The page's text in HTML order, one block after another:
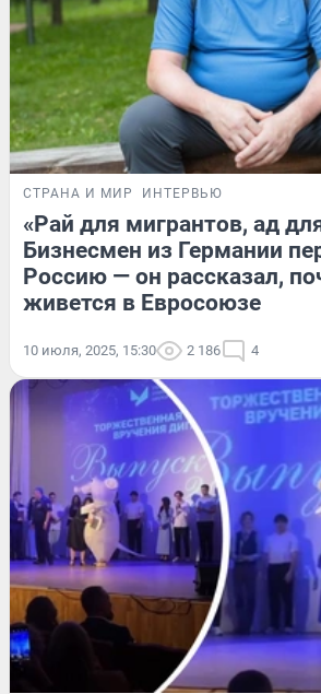
СТРАНА И МИР ИНТЕРВЬЮ
«Рай для мигрантов, ад
Бизнесмен из Германии
Россию — он рассказал,
живется в Евросоюзе
10 июля, 2025, 15:30 2 186 4